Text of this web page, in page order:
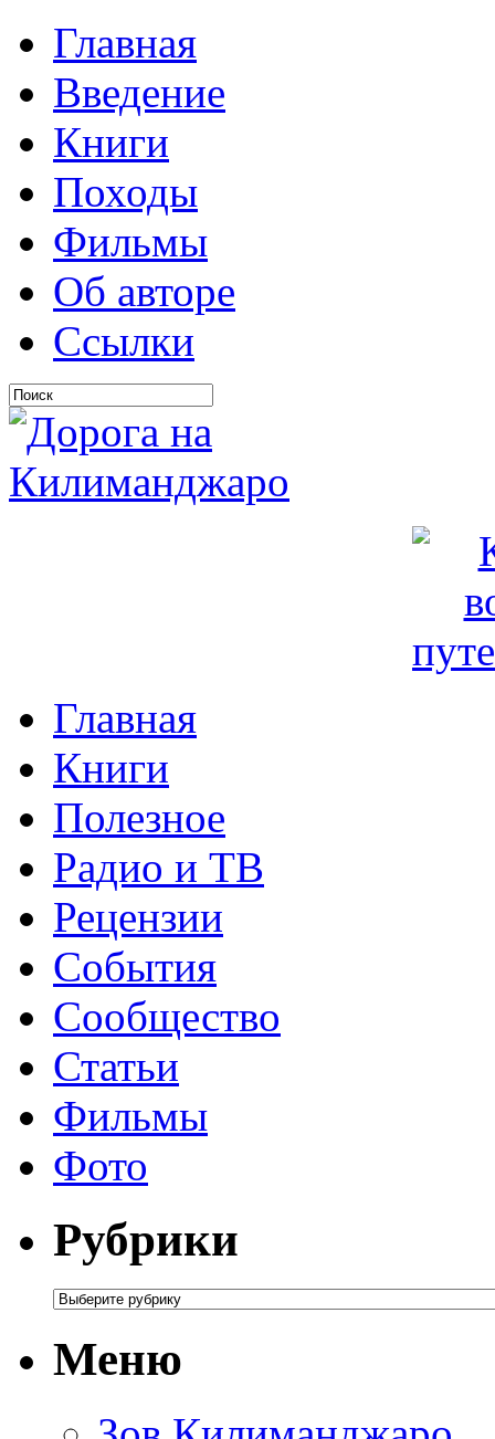
Главная
Введение
Книги
Походы
Фильмы
Об авторе
Ссылки
Главная
Книги
Полезное
Радио и ТВ
Рецензии
События
Сообщество
Статьи
Фильмы
Фото
Рубрики
Меню